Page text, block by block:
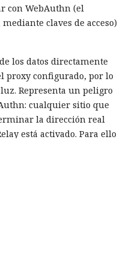
con WebAuthn (el
claves de acceso)
los datos directamente
proxy configurado, por lo
Representa un peligro
cualquier sitio que
la dirección real
está activado. Para ello